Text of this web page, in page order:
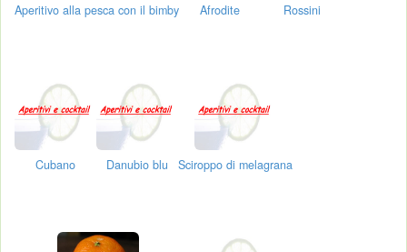
Aperitivo alla pesca con il bimby Afrodite Rossini
Cubano Danubio blu Sciroppo di melagrana